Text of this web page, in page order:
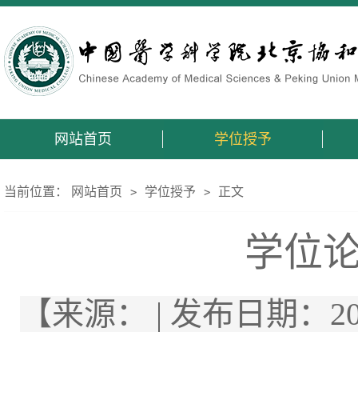
网站首页 学位授予
当前位置： 网站首页 > 学位授予 > 正文
学位
【来源： | 发布日期：